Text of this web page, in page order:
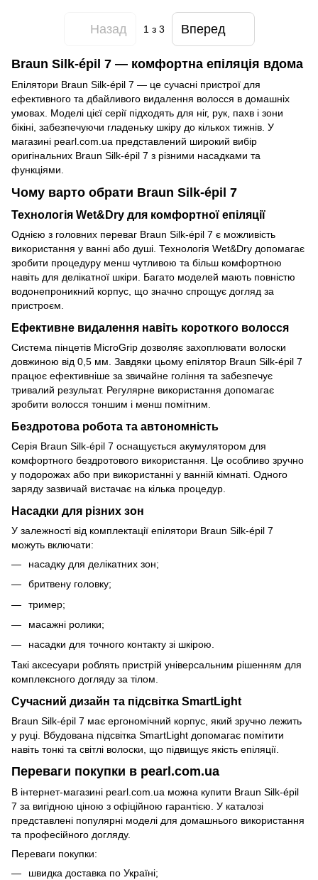
Назад 1 з 3 Вперед
Braun Silk-épil 7 — комфортна епіляція вдома
Епілятори Braun Silk-épil 7 — це сучасні пристрої для
ефективного та дбайливого видалення волосся в домашніх
умовах. Моделі цієї серії підходять для ніг, рук, пахв і зони
бікіні, забезпечуючи гладеньку шкіру до кількох тижнів. У
магазині pearl.com.ua представлений широкий вибір
оригінальних Braun Silk-épil 7 з різними насадками та
функціями.
Чому варто обрати Braun Silk-épil 7
Технологія Wet&Dry для комфортної епіляції
Однією з головних переваг Braun Silk-épil 7 є можливість
використання у ванні або душі. Технологія Wet&Dry допомагає
зробити процедуру менш чутливою та більш комфортною
навіть для делікатної шкіри. Багато моделей мають повністю
водонепроникний корпус, що значно спрощує догляд за
пристроєм.
Ефективне видалення навіть короткого волосся
Система пінцетів MicroGrip дозволяє захоплювати волоски
довжиною від 0,5 мм. Завдяки цьому епілятор Braun Silk-épil 7
працює ефективніше за звичайне гоління та забезпечує
тривалий результат. Регулярне використання допомагає
зробити волосся тоншим і менш помітним.
Бездротова робота та автономність
Серія Braun Silk-épil 7 оснащується акумулятором для
комфортного бездротового використання. Це особливо зручно
у подорожах або при використанні у ванній кімнаті. Одного
заряду зазвичай вистачає на кілька процедур.
Насадки для різних зон
У залежності від комплектації епілятори Braun Silk-épil 7
можуть включати:
насадку для делікатних зон;
бритвену головку;
тример;
масажні ролики;
насадки для точного контакту зі шкірою.
Такі аксесуари роблять пристрій універсальним рішенням для
комплексного догляду за тілом.
Сучасний дизайн та підсвітка SmartLight
Braun Silk-épil 7 має ергономічний корпус, який зручно лежить
у руці. Вбудована підсвітка SmartLight допомагає помітити
навіть тонкі та світлі волоски, що підвищує якість епіляції.
Переваги покупки в pearl.com.ua
В інтернет-магазині pearl.com.ua можна купити Braun Silk-épil
7 за вигідною ціною з офіційною гарантією. У каталозі
представлені популярні моделі для домашнього використання
та професійного догляду.
Переваги покупки:
швидка доставка по Україні;